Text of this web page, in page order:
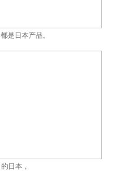
是日本产品。
日本，